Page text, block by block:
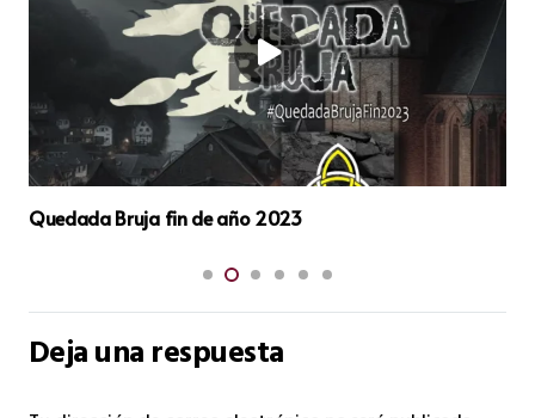
Quedada Bruja fin de año 2023
Deja una respuesta